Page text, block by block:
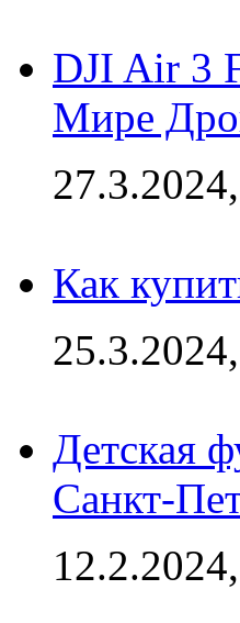
DJI Air 3
Мире
Как
Детская
Санкт-